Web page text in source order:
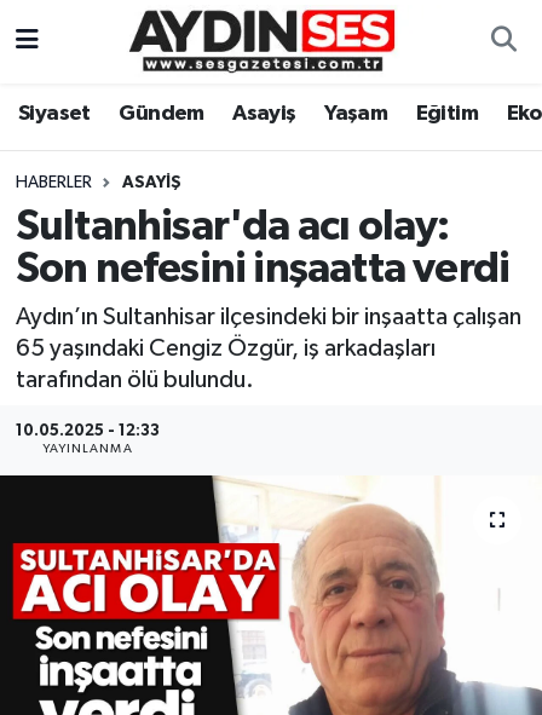
Siyaset Gündem Asayiş Yaşam Eğitim
HABERLER ASAYIŞ
Sultanhisar'da acı olay:
Son nefesini inşaatta verdi
Aydın’ın Sultanhisar ilçesindeki bir inşaatta çalışan
65 yaşındaki Cengiz Özgür, iş arkadaşları
tarafından ölü bulundu.
10.05.2025 - 12:33
YAYINLANMA
Gündem
Siyaset
Ekonomi
Yaşam
Aydın Hava Durumu
Aydin Namaz Vakitleri
Aydın Trafik Yoğunluk Haritası
Süper Lig Puan Durumu ve Fikstür